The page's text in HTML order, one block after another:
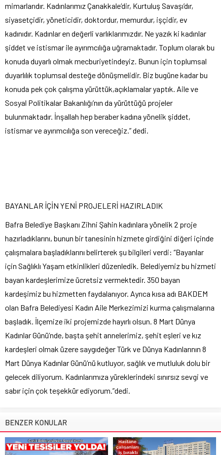
mimarlarıdır. Kadınlarımız Çanakkale’dir, Kurtuluş Savaşı’dır,
siyasetçidir, yöneticidir, doktordur, memurdur, işçidir, ev
kadınıdır. Kadınlar en değerli varlıklarımızdır. Ne yazık ki kadınlar
şiddet ve istismar ile ayırımcılığa uğramaktadır. Toplum olarak bu
konuda duyarlı olmak mecburiyetindeyiz. Bunun için toplumsal
duyarlılık toplumsal desteğe dönüşmelidir. Biz bugüne kadar bu
konuda pek çok çalışma yürüttük,açıklamalar yaptık. Aile ve
Sosyal Politikalar Bakanlığı’nın da yürüttüğü projeler
bulunmaktadır. İnşallah hep beraber kadına yönelik şiddet,
istismar ve ayırımcılığa son vereceğiz.” dedi.
BAYANLAR İÇİN YENİ PROJELERİ HAZIRLADIK
Bafra Belediye Başkanı Zihni Şahin kadınlara yönelik 2 proje
hazırladıklarını, bunun bir tanesinin hizmete girdiğini diğeri içinde
çalışmalara başladıklarını belirterek şu bilgileri verdi: “Bayanlar
için Sağlıklı Yaşam etkinlikleri düzenledik. Belediyemiz bu hizmeti
bayan kardeşlerimize ücretsiz vermektedir. 350 bayan
kardeşimiz bu hizmetten faydalanıyor. Ayrıca kısa adı BAKDEM
olan Bafra Belediyesi Kadın Aile Merkezimizi kurma çalışmalarına
başladık. İlçemize iki projemizde hayırlı olsun. 8 Mart Dünya
Kadınlar Günü’nde, başta şehit annelerimiz, şehit eşleri ve kız
kardeşleri olmak üzere saygıdeğer Türk ve Dünya Kadınlarının 8
Mart Dünya Kadınlar Günü’nü kutluyor, sağlık ve mutluluk dolu bir
gelecek diliyorum. Kadınlarımıza yüreklerindeki sınırsız sevgi ve
sabır için çok teşekkür ediyorum.”dedi.
BENZER KONULAR